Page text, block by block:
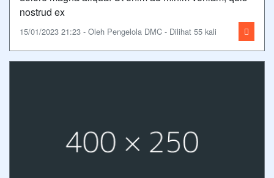
nostrud ex
15/01/2023 21:23 - Oleh Pengelola DMC - Dilihat 55 kali